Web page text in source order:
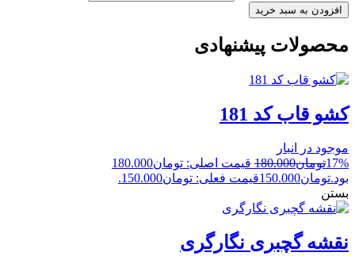
افزودن به سبد خرید
محصولات پیشنهادی
کشو قاب کد 181
موجود در انبار
17%تومان180.000
قیمت اصلی: تومان180.000
بود.تومان150.000قیمت فعلی: تومان150.000.
بستن
نقشه گچبری نگارگری